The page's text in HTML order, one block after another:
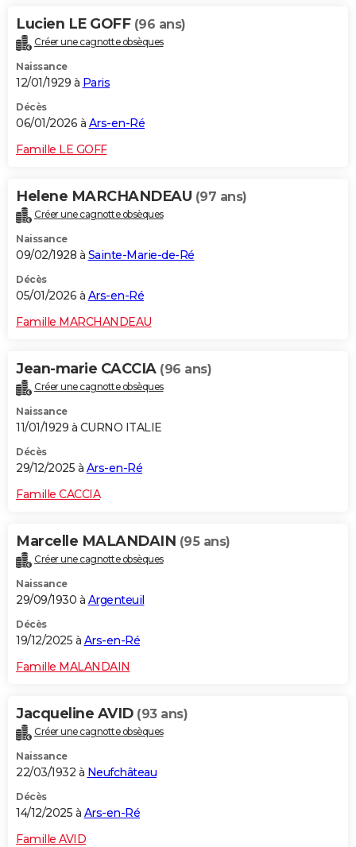
Lucien LE GOFF (96 ans)
Créer une cagnotte obsèques
Naissance
12/01/1929 à Paris
Décès
06/01/2026 à Ars-en-Ré
Famille LE GOFF
Helene MARCHANDEAU (97 ans)
Créer une cagnotte obsèques
Naissance
09/02/1928 à Sainte-Marie-de-Ré
Décès
05/01/2026 à Ars-en-Ré
Famille MARCHANDEAU
Jean-marie CACCIA (96 ans)
Créer une cagnotte obsèques
Naissance
11/01/1929 à CURNO ITALIE
Décès
29/12/2025 à Ars-en-Ré
Famille CACCIA
Marcelle MALANDAIN (95 ans)
Créer une cagnotte obsèques
Naissance
29/09/1930 à Argenteuil
Décès
19/12/2025 à Ars-en-Ré
Famille MALANDAIN
Jacqueline AVID (93 ans)
Créer une cagnotte obsèques
Naissance
22/03/1932 à Neufchâteau
Décès
14/12/2025 à Ars-en-Ré
Famille AVID